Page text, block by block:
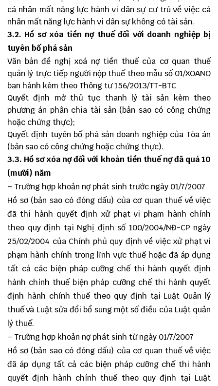
cá nhân mất năng lực hành vi dân sự cư trú về việc cá
nhân mất năng lực hành vi dân sự không có tài sản.
3.2. Hồ sơ xóa tiền nợ thuế đối với doanh nghiệp bị
tuyên bố phá sản
Văn bản đề nghị xoá nợ tiền thuế của cơ quan thuế
quản lý trực tiếp người nộp thuế theo mẫu số 01/XOANO
ban hành kèm theo Thông tư 156/2013/TT-BTC
Quyết định mở thủ tục thanh lý tài sản kèm theo
phương án phân chia tài sản (bản sao có công chứng
hoặc chứng thực);
Quyết định tuyên bố phá sản doanh nghiệp của Tòa án
(bản sao có công chứng hoặc chứng thực).
3.3. Hồ sơ xóa nợ đối với khoản tiền thuế nợ đã quá 10
(mười) năm
– Trường hợp khoản nợ phát sinh trước ngày 01/7/2007
Hồ sơ (bản sao có đóng dấu) của cơ quan thuế về việc
đã thi hành quyết định xử phạt vi phạm hành chính
theo quy định tại Nghị định số 100/2004/NĐ-CP ngày
25/02/2004 của Chính phủ quy định về việc xử phạt vi
phạm hành chính trong lĩnh vực thuế hoặc đã áp dụng
tất cả các biện pháp cưỡng chế thi hành quyết định
hành chính thuế biện pháp cưỡng chế thi hành quyết
định hành chính thuế theo quy định tại Luật Quản lý
thuế và Luật sửa đổi bổ sung một số điều của Luật quản
lý thuế.
– Trường hợp khoản nợ phát sinh từ ngày 01/7/2007
Hồ sơ (bản sao có đóng dấu) của cơ quan thuế về việc
đã áp dụng tất cả các biện pháp cưỡng chế thi hành
quyết định hành chính thuế theo quy định tại Luật